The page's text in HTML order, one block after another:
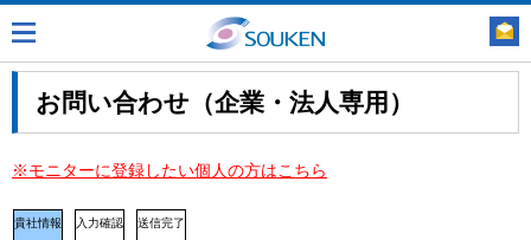
お問い合わせ（企業・法人専用）
※モニターに登録したい個人の方はこちら
貴社情報
入力確認 送信完了